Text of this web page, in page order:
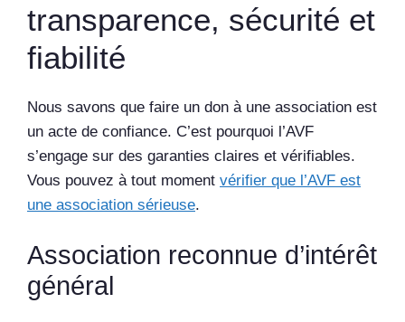
transparence, sécurité et
fiabilité
Nous savons que faire un don à une association est
un acte de confiance. C’est pourquoi l’AVF
s’engage sur des garanties claires et vérifiables.
Vous pouvez à tout moment vérifier que l’AVF est
une association sérieuse.
Association reconnue d’intérêt
général